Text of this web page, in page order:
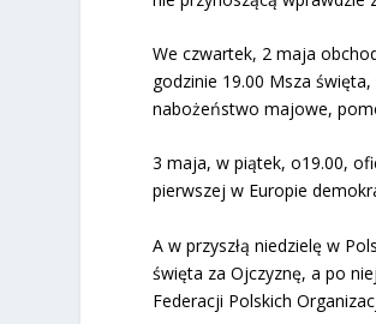
We czwartek, 2 maja
godzinie 19.00 Msza
nabożeństwo majowe,
3 maja, w piątek, o19.00,
pierwszej w Europie
A w przyszłą niedzielę w
święta za Ojczyznę, a po
Federacji Polskich